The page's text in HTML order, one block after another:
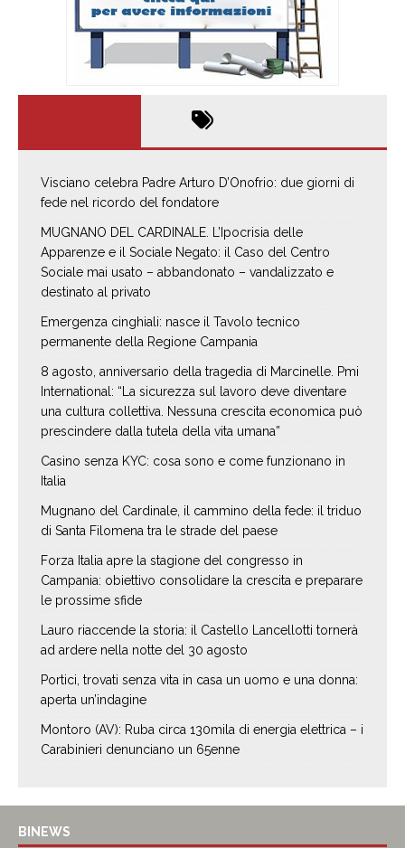
Visciano celebra Padre Arturo D’Onofrio: due giorni di
fede nel ricordo del fondatore
MUGNANO DEL CARDINALE. L’Ipocrisia delle
Apparenze e il Sociale Negato: il Caso del Centro
Sociale mai usato – abbandonato – vandalizzato e
destinato al privato
Emergenza cinghiali: nasce il Tavolo tecnico
permanente della Regione Campania
8 agosto, anniversario della tragedia di Marcinelle. Pmi
International: “La sicurezza sul lavoro deve diventare
una cultura collettiva. Nessuna crescita economica può
prescindere dalla tutela della vita umana”
Casino senza KYC: cosa sono e come funzionano in
Italia
Mugnano del Cardinale, il cammino della fede: il triduo
di Santa Filomena tra le strade del paese
Forza Italia apre la stagione del congresso in
Campania: obiettivo consolidare la crescita e preparare
le prossime sfide
Lauro riaccende la storia: il Castello Lancellotti tornerà
ad ardere nella notte del 30 agosto
Portici, trovati senza vita in casa un uomo e una donna:
aperta un’indagine
Montoro (AV): Ruba circa 130mila di energia elettrica – i
Carabinieri denunciano un 65enne
BINEWS